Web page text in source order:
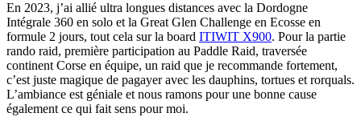
En 2023, j’ai allié ultra longues distances avec la Dordogne
Intégrale 360 en solo et la Great Glen Challenge en Ecosse en
formule 2 jours, tout cela sur la board ITIWIT X900. Pour la partie
rando raid, première participation au Paddle Raid, traversée
continent Corse en équipe, un raid que je recommande fortement,
c’est juste magique de pagayer avec les dauphins, tortues et rorquals.
L’ambiance est géniale et nous ramons pour une bonne cause
également ce qui fait sens pour moi.